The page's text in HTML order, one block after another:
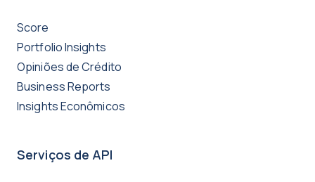
Score
Portfolio Insights
Opiniões de Crédito
Business Reports
Insights Econômicos
Serviços de API